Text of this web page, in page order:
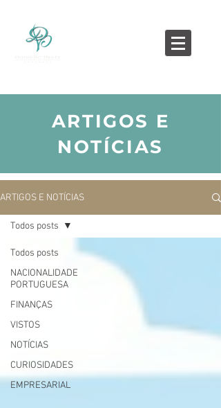
ARTIGOS E
NOTÍCIAS
ARTIGOS E NOTÍCIAS
Todos posts
NACIONALIDADE
PORTUGUESA
FINANÇAS
VISTOS
NOTÍCIAS
CURIOSIDADES
EMPRESARIAL
Todos posts